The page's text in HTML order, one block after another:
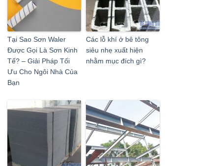
Tại Sao Sơn Waler
Được Gọi Là Sơn Kinh
Tế? – Giải Pháp Tối
Ưu Cho Ngôi Nhà Của
Bạn
Các lỗ khí ở bê tông
siêu nhẹ xuất hiện
nhằm mục đích gì?